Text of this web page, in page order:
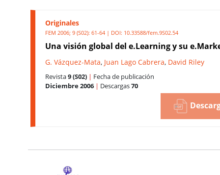
Originales
FEM 2006; 9 (S02): 61-64 | DOI: 10.33588/fem.9S02.54
Una visión global del e.Learning y su
G. Vázquez-Mata, Juan Lago Cabrera, David Riley
Revista9 (S02) | Fecha de publicación
Diciembre 2006 | Descargas70